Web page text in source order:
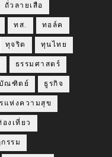
ถั่วลายเสือ
ทส. ทอล์ค
ทุจริต ทุนไทย
ธรรมศาสตร์
ณฑิตย์ ธูรกิจ
แห่งความสุข
งเที่ยว
รรม